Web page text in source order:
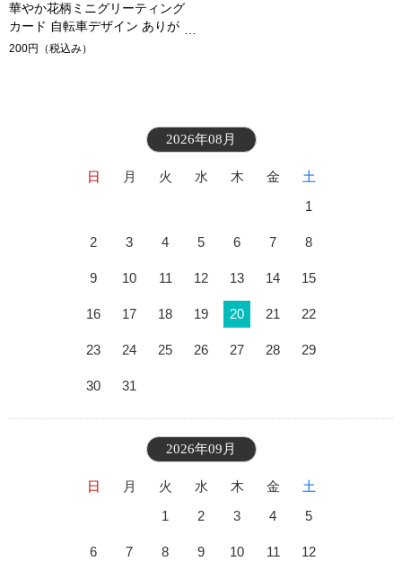
華やか花柄ミニグリーティング
カード 自転車デザイン ありがと
う
200円 （税込み）
2026年08月
日 月 火 水 木 金
土
1
2 3 4 5 6 7 8
9 10 11 12 13 14 15
16 17 18 19 20 21 22
23 24 25 26 27 28 29
30 31
2026年09月
日 月 火 水 木 金
土
1
2 3 4 5
6 7 8 9 10 11 12